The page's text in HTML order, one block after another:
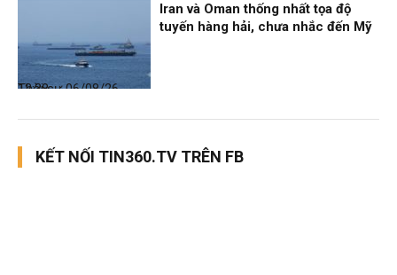
Thời sự
06/08/26, 12:38
Iran và Oman thống nhất tọa độ
tuyến hàng hải, chưa nhắc đến Mỹ
KẾT NỐI TIN360.TV TRÊN FB